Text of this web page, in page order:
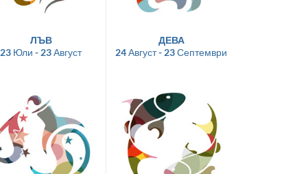
ЛЪВ
23 Юли - 23 Август
ДЕВА
24 Август - 23 Септември